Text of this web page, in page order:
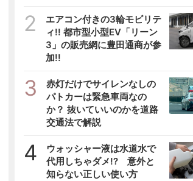
2
エアコン付きの3輪モビリテ
ィ!! 都市型小型EV「リーン
3」の販売網に豊田通商が参
加!!
3
赤灯だけでサイレンなしの
パトカーは緊急車両なの
か？ 抜いていいのかを道路
交通法で解説
4
ウォッシャー液は水道水で
代用しちゃダメ!? 意外と
知らない正しい使い方